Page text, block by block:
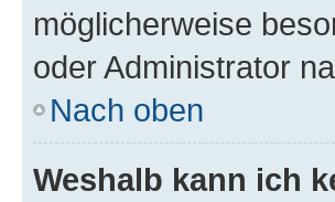
möglicherweise
oder Administrator
Nach oben
Weshalb kann ich